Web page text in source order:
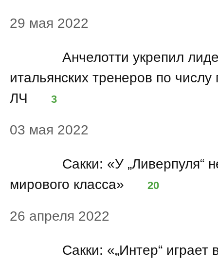
29 мая 2022
Анчелотти укрепил
итальянских тренеров по
ЛЧ
3
03 мая 2022
Сакки: «У „Ливерпуля“
мирового класса»
20
26 апреля 2022
Сакки: «„Интер“